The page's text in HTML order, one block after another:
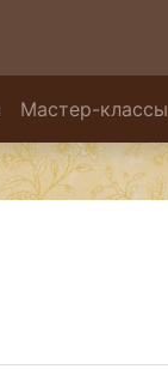
Мастер-классы